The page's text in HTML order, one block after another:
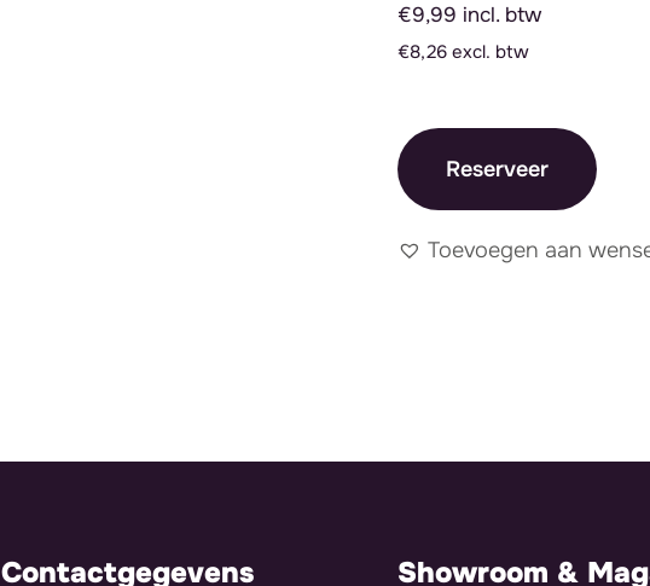
€9,99 incl. btw
€8,26 excl. btw
Reserveer
Toevoegen aan
Contactgegevens Showroom &